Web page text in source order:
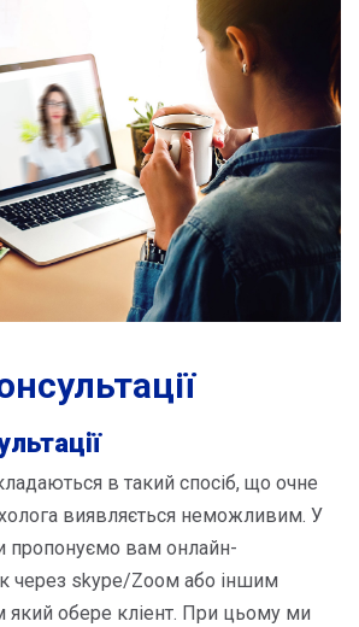
в такий спосіб, що очне
виявляється неможливим. У
пропонуємо вам онлайн-
через skype/Zоом або іншим
який обере кліент. При цьому ми